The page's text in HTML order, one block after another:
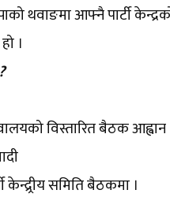
थवाङमा आफ्नै पार्टी
।
विस्तारित बैठक आह्वान
केन्द्र्रीय समिति बैठकमा ।